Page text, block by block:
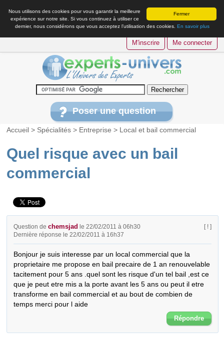
Fermer
Nous utilisons des cookies pour vous garantir la meilleure
expérience sur notre site. Si vous continuez à utiliser ce
dernier, nous considérons que vous acceptez l’utilisation des cookies. En savoir plus
M'inscrire Me connecter
Poser une question
Accueil > Spécialités > Entreprise > Local et bail commercial
Quel risque avec un bail
commercial
Question dechemsjad
le 22/02/2011 à 06h30
Dernière réponse le 22/02/2011 à 16h37
[ ! ]
Bonjour je suis interesse par un local commercial que la
proprietaire me propose en bail precaire de 1 an renouvelable
tacitement pour 5 ans .quel sont les risque d'un tel bail ,est ce
que je peut etre mis a la porte avant les 5 ans ou peut il etre
transforme en bail commercial et au bout de combien de
temps merci pour l aide
Répondre